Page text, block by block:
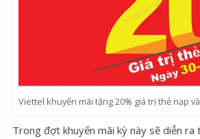
Viettel khuyến mãi tặng 20% giá trị thẻ nạp
Trong đợt khuyến mãi kỳ này sẽ diễn ra